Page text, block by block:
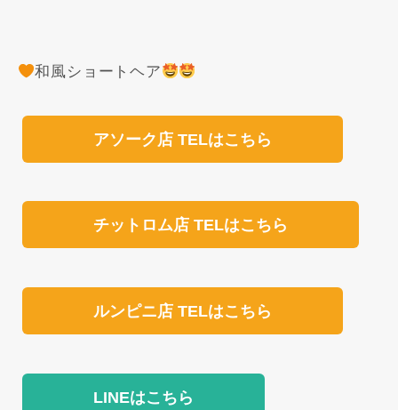
和風ショートヘア
アソーク店 TELはこちら
チットロム店 TELはこちら
ルンピニ店 TELはこちら
LINEはこちら